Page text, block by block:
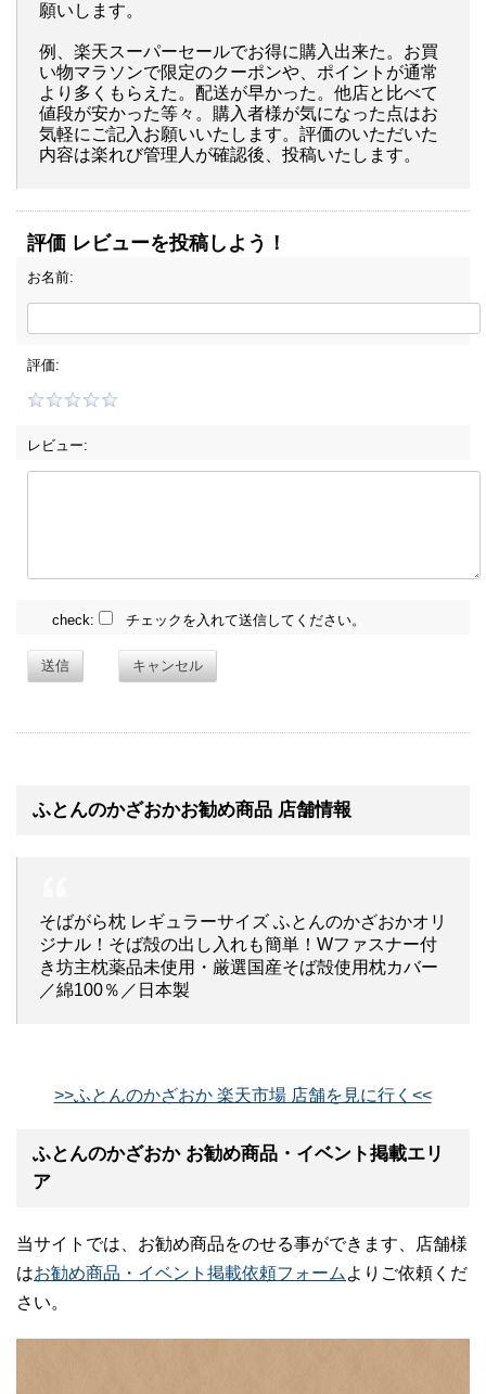
願いします。
例、楽天スーパーセールでお得に購入出来た。お買
い物マラソンで限定のクーポンや、ポイントが通常
より多くもらえた。配送が早かった。他店と比べて
値段が安かった等々。購入者様が気になった点はお
気軽にご記入お願いいたします。評価のいただいた
内容は楽れび管理人が確認後、投稿いたします。
評価 レビューを投稿しよう！
お名前:
評価:
レビュー:
check: チェックを入れて送信してください。
送信 キャンセル
ふとんのかざおかお勧め商品 店舗情報
そばがら枕 レギュラーサイズ ふとんのかざおかオリ
ジナル！そば殻の出し入れも簡単！Wファスナー付
き坊主枕薬品未使用・厳選国産そば殻使用枕カバー
／綿100％／日本製
>>ふとんのかざおか 楽天市場 店舗を見に行く<<
ふとんのかざおか お勧め商品・イベント掲載エリ
ア
当サイトでは、お勧め商品をのせる事ができます、店舗様
はお勧め商品・イベント掲載依頼フォーム よりご依頼くだ
さい。